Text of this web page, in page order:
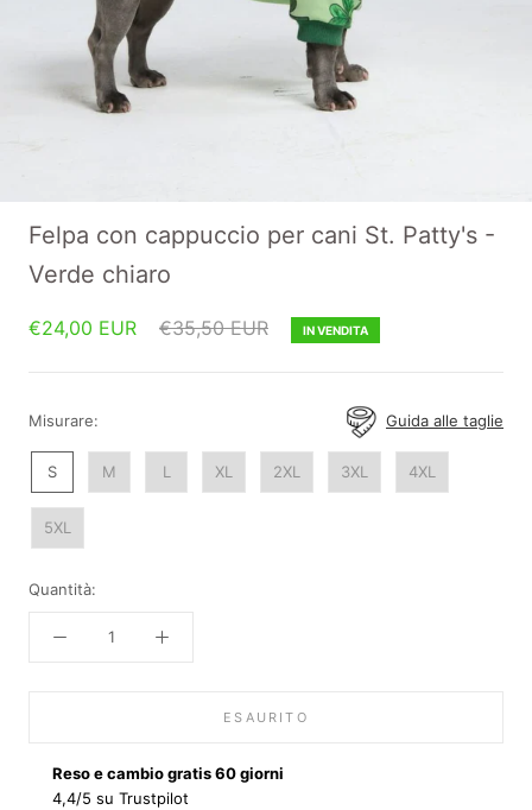
Felpa con cappuccio per cani St. Patty's -
Verde chiaro
€24,00 EUR €35,50 EUR IN VENDITA
Misurare: Guida alle taglie
S M L XL 2XL 3XL 4XL
5XL
Quantità:
ESAURITO
Reso e cambio gratis 60 giorni
4,4/5 su Trustpilot